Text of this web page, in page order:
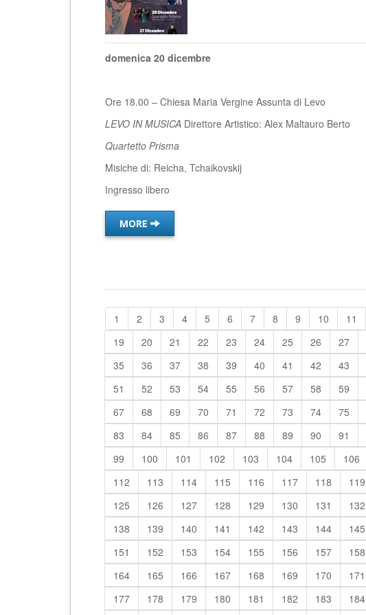
domenica 20 dicembre
Ore 18.00 – Chiesa Maria Vergine Assunta di Levo
LEVO IN MUSICA Direttore Artistico: Alex Maltauro Berto
Quartetto Prisma
Misiche di: Reicha, Tchaikovskij
Ingresso libero
MORE
1 2 3 4 5 6 7 8 9 10 11
19
20 21 22 23 24 25 26 27
35
36 37 38 39 40 41 42 43
51
52 53 54 55 56 57 58 59
67
68 69 70 71 72 73 74 75
83
84 85 86 87 88 89 90 91
99
100 101 102 103 104 105 106
112
113 114 115 116 117 118 119
125
126 127 128 129 130 131 132
138
139 140 141 142 143 144 145
151
152 153 154 155 156 157 158
164
165 166 167 168 169 170 171
177
178 179 180 181 182 183 184